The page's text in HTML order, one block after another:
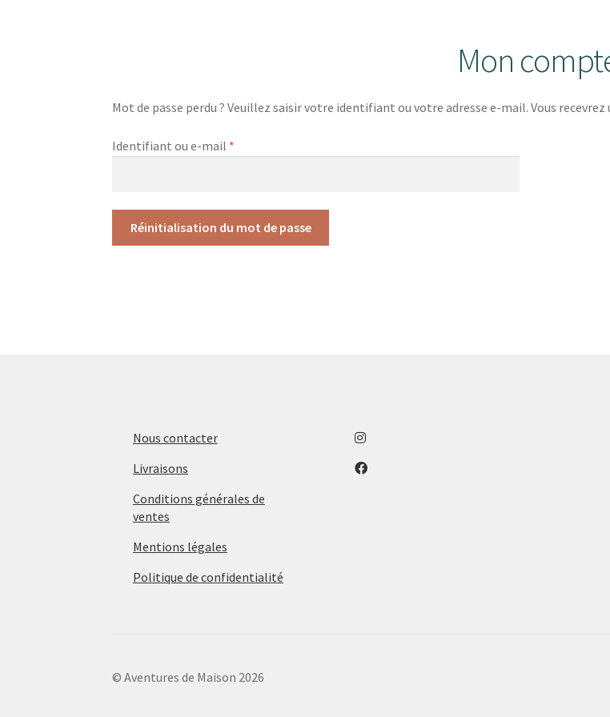
Mon
Mot de passe perdu ? Veuillez saisir votre identifiant ou votre adresse e-mail. Vous
Identifiant ou e-mail *
Réinitialisation du mot de passe
Nous contacter
Livraisons
Conditions générales de
ventes
Mentions légales
Politique de confidentialité
© Aventures de Maison 2026